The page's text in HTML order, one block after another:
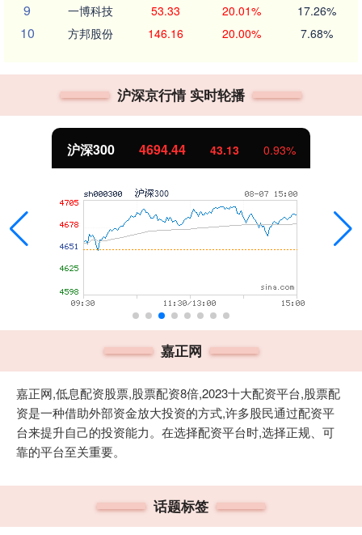
9 一博科技 53.33 20.01% 17.26%
10 方邦股份 146.16 20.00% 7.68%
沪深京行情 实时轮播
沪深300 4694.44 43.13 0.93%
嘉正网
嘉正网,低息配资股票,股票配资8倍,2023十大配资平台,股票配
资是一种借助外部资金放大投资的方式,许多股民通过配资平
台来提升自己的投资能力。在选择配资平台时,选择正规、可
靠的平台至关重要。
话题标签